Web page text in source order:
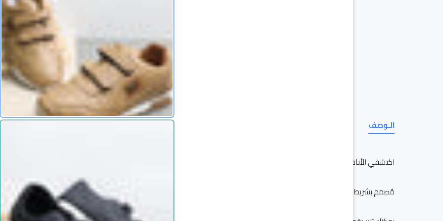
الـوصف
اكتشفي الأناقة العملية مع هذا الحذاء يقدّم الراحة والدعم اللازمين للانتعال اليومي
مُصمم بشريط إغلاق لاصق يوفر ملائمة ممتازة، مما يجعله خيارًا مثاليًا للمرأة النشيطة